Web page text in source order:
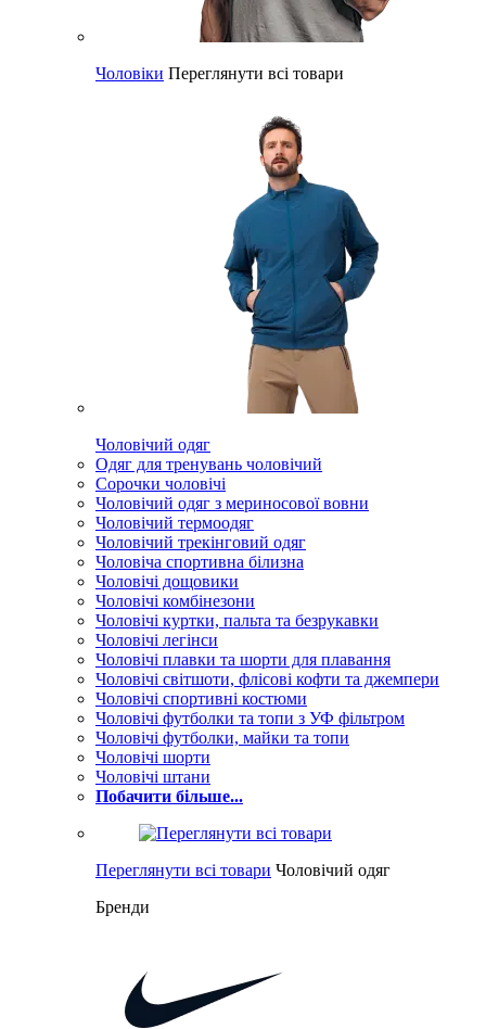
Чоловіки Переглянути всі товари
Чоловічий одяг
Одяг для тренувань чоловічий
Сорочки чоловічі
Чоловічий одяг з мериносової вовни
Чоловічий термоодяг
Чоловічий трекінговий одяг
Чоловіча спортивна білизна
Чоловічі дощовики
Чоловічі комбінезони
Чоловічі куртки, пальта та безрукавки
Чоловічі легінси
Чоловічі плавки та шорти для плавання
Чоловічі світшоти, флісові кофти та джемпери
Чоловічі спортивні костюми
Чоловічі футболки та топи з УФ фільтром
Чоловічі футболки, майки та топи
Чоловічі шорти
Чоловічі штани
Побачити більше...
Переглянути всі товари Чоловічий одяг
Бренди